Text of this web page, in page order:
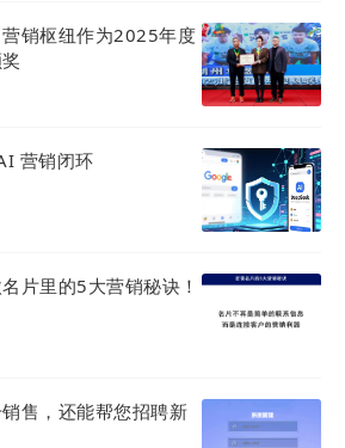
户问答 -> 分类，根据产品模块、
多级分类，并为每个分类配置名
。
击“新建”，在编辑页清晰定义“问
利用“AI生成”等功能快速创建答案
编辑器中完善，使其清晰易懂。
服机器人或工单系统后台配置，
答源。
销枢纽作为2025年度
营销闭环
片里的5大营销秘诀！
售，还能帮您招聘新